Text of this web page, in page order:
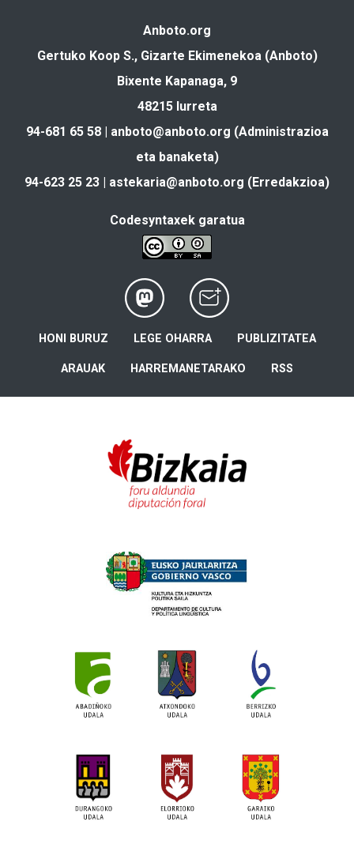
Anboto.org
Gertuko Koop S., Gizarte Ekimenekoa (Anboto)
Bixente Kapanaga, 9
48215 Iurreta
94-681 65 58 | anboto@anboto.org (Administrazioa
eta banaketa)
94-623 25 23 | astekaria@anboto.org (Erredakzioa)
Codesyntaxek garatua
HONI BURUZ LEGE OHARRA PUBLIZITATEA
ARAUAK HARREMANETARAKO RSS